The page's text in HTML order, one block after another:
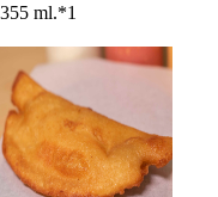
355 ml.*1